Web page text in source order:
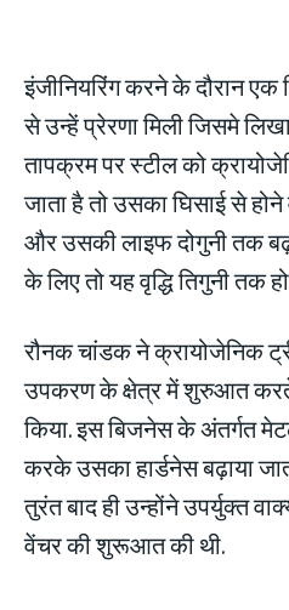
इंजीनियरिंग करने के दौरान
से उन्हें प्रेरणा मिली जिसमे
तापक्रम पर स्टील को
जाता है तो उसका घिसाई से होने
और उसकी लाइफ दोगुनी तक
के लिए तो यह वृद्धि तिगुनी तक
रौनक चांडक ने क्रायोजेनिक
उपकरण के क्षेत्र में शुरुआत
किया. इस बिजनेस के अंतर्गत
करके उसका हार्डनेस बढ़ाया
तुरंत बाद ही उन्होंने उपर्युक्त
वेंचर की शुरूआत की थी.